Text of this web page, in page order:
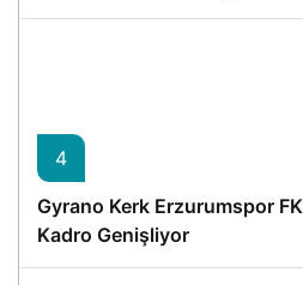
4
Gyrano Kerk Erzurumspor
Kadro Genişliyor